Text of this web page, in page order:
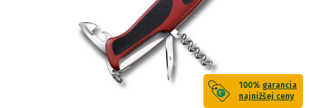
100% garancia
najnižšej ceny